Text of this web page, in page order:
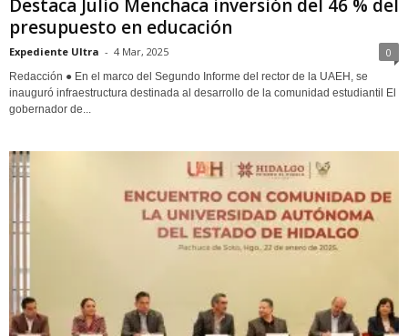
Destaca Julio Menchaca inversión del 46 % del
presupuesto en educación
Expediente Ultra - 4 Mar, 2025 0
Redacción ● En el marco del Segundo Informe del rector de la UAEH, se
inauguró infraestructura destinada al desarrollo de la comunidad estudiantil El
gobernador de...